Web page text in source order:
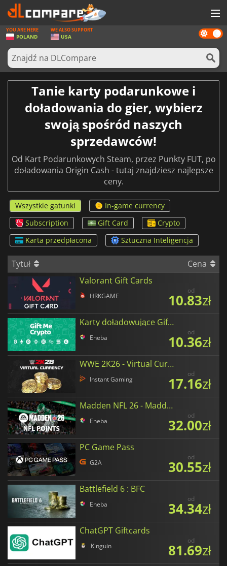
GRY
KARTY DO GIER
OPROGRAMOWANIE
REWARDS
ZALOGUJ SIĘ LUB ZAREJESTRUJ
Dark
mode
YOU ARE HERE
POLAND
WE ALSO SUPPORT
USA
Tanie karty podarunkowe i
doładowania do gier, wybierz
swoją spośród naszych
sprzedawców!
Od Kart Podarunkowych Steam, przez Punkty FUT, po
doładowania Origin Cash - tutaj znajdziesz najlepsze
ceny.
Wszystkie gatunki
In-game currency
Subscription
Gift Card
Crypto
Karta przedpłacona
Sztuczna Inteligencja
Tytuł
Cena
Valorant Gift Cards
HRKGAME
od
10.83zł
Karty doładowujące Gift Me Crypto w polskich złotych
Eneba
od
10.36zł
WWE 2K26 - Virtual Currency
Instant Gaming
od
17.16zł
Madden NFL 26 - Madden Points
Eneba
od
32.00zł
PC Game Pass
G2A
od
30.55zł
Battlefield 6 : BFC
Eneba
od
34.34zł
ChatGPT Giftcards
Kinguin
od
81.69zł